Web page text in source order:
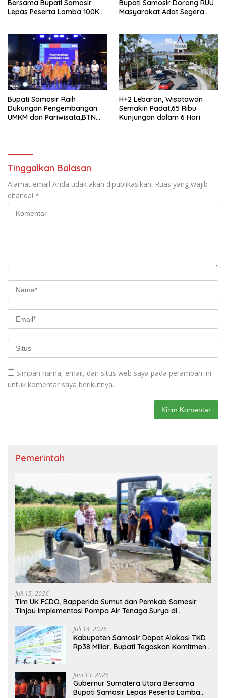
Bersama Bupati Samosir
Lepas Peserta Lomba 100K
Bupati Samosir Dorong RUU
Masyarakat Adat Segera
Bupati Samosir Raih
Dukungan Pengembangan
UMKM dan Pariwisata,BTN
H+2 Lebaran, Wisatawan
Semakin Padat,65 Ribu
Kunjungan dalam 6 Hari
Tinggalkan Balasan
Alamat email Anda tidak akan dipublikasikan. Ruas yang wajib
ditandai *
Simpan nama, email, dan situs web saya pada peramban ini
untuk komentar saya berikutnya.
Pemerintah
Juli 15, 2026
Tim UK FCDO, Bapperida Sumut dan Pemkab Samosir
Tinjau Implementasi Pompa Air Tenaga Surya di
Juli 14, 2026
Kabupaten Samosir Dapat Alokasi TKD
Rp38 Miliar, Bupati Tegaskan Komitmen
Juni 13, 2026
Gubernur Sumatera Utara Bersama
Bupati Samosir Lepas Peserta Lomba